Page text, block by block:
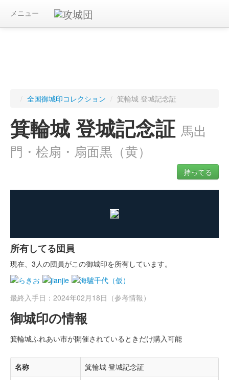
メニュー
/ 全国御城印コレクション / 箕輪城 登城記念証
箕輪城 登城記念証 馬出
門・桧扇・扇面黒（黄）
持ってる
所有してる団員
現在、3人の団員がこの御城印を所有しています。
最終入手日：2024年02月18日（参考情報）
御城印の情報
箕輪城ふれあい市が開催されているときだけ購入可能
名称
箕輪城 登城記念証